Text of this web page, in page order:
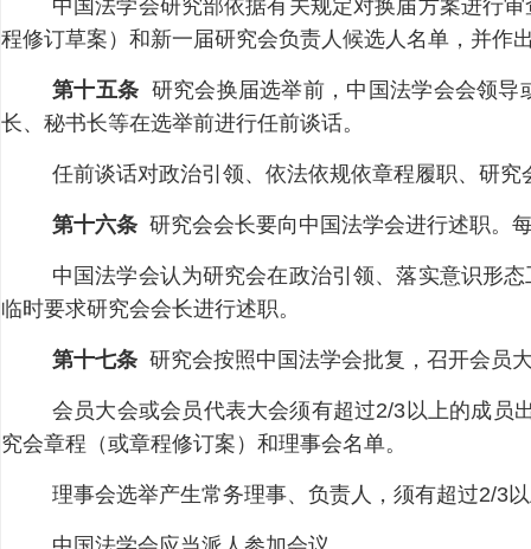
中国法学会研究部依据有关规定对换届方案进行
程修订草案）和新一届研究会负责人候选人名单，并作
第十五条 研究会换届选举前，中国法学会会领
长、秘书长等在选举前进行任前谈话。
任前谈话对政治引领、依法依规依章程履职、研
第十六条 研究会会长要向中国法学会进行述职。
中国法学会认为研究会在政治引领、落实意识形
临时要求研究会会长进行述职。
第十七条 研究会按照中国法学会批复，召开会员
会员大会或会员代表大会须有超过2/3以上的成员
究会章程（或章程修订案）和理事会名单。
理事会选举产生常务理事、负责人，须有超过2/3